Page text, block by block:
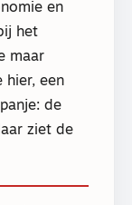
en
het
maar
hier, een
de
ziet de